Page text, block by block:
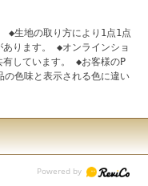
◆生地の取り方により1点1点
ります。 ◆オンラインショ
有しています。 ◆お客様のP
色味と表示される色に違い